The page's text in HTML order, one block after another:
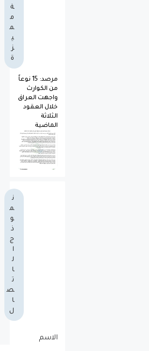
ة
م
م
ي
ز
ة
مرصد: 15 نوعاً
من الكوارث
واجهت العراق
خلال العقود
الثلاثة
الماضية
ن
م
و
ذ
ج
ا
ل
ا
ت
ص
ا
ل
الاسم